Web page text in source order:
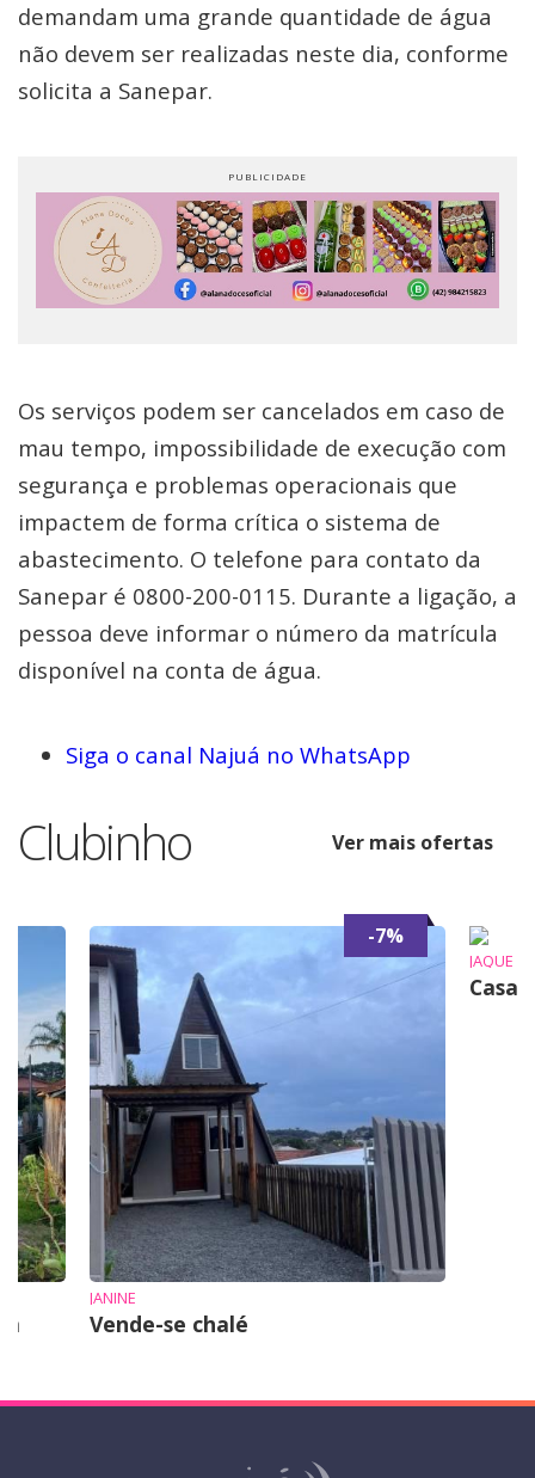
demandam uma grande quantidade de água
não devem ser realizadas neste dia, conforme
solicita a Sanepar.
Os serviços podem ser cancelados em caso de
mau tempo, impossibilidade de execução com
segurança e problemas operacionais que
impactem de forma crítica o sistema de
abastecimento. O telefone para contato da
Sanepar é 0800-200-0115. Durante a ligação, a
pessoa deve informar o número da matrícula
disponível na conta de água.
Siga o canal Najuá no WhatsApp
Clubinho Ver mais ofertas
-7%
JANINE
Vende-se chalé
JAQUE
Casa